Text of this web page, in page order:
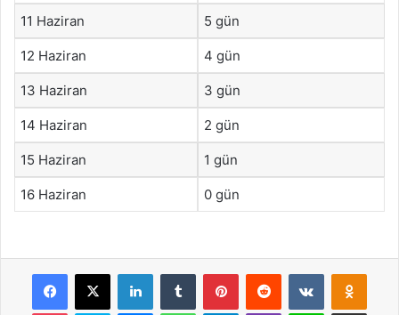
11 Haziran 5 gün
12 Haziran 4 gün
13 Haziran 3 gün
14 Haziran 2 gün
15 Haziran 1 gün
16 Haziran 0 gün
Facebook
X LinkedInTumblr PinterestReddit VKontakte